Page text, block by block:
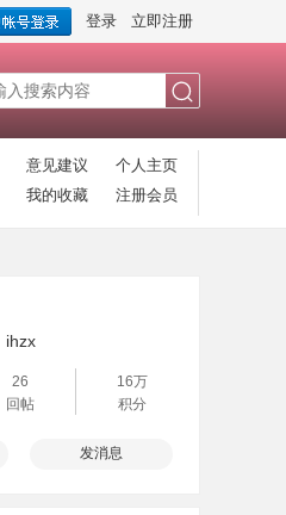
登录 立即注册
意见建议
个人主页
我的收藏 注册会员
ihzx
26
回帖
16万
积分
发消息